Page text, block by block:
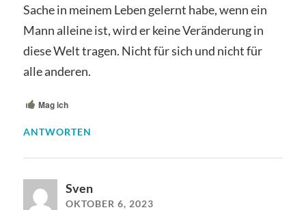
Sache in meinem Leben gelernt habe, wenn ein
Mann alleine ist, wird er keine Veränderung in
diese Welt tragen. Nicht für sich und nicht für
alle anderen.
Mag ich
ANTWORTEN
Sven
OKTOBER 6, 2023